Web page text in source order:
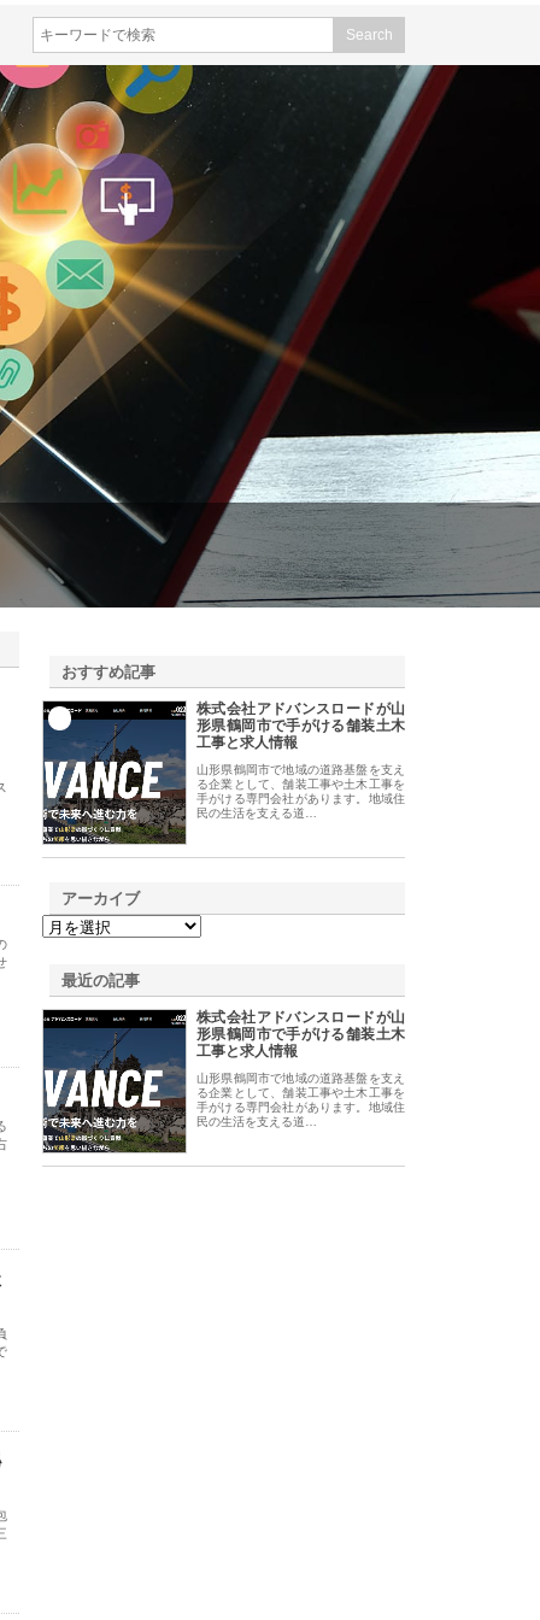
おすすめ記事
株式会社アドバンスロードが山
形県鶴岡市で手がける舗装土木
工事と求人情報
山形県鶴岡市で地域の道路基盤を支え
る企業として、舗装工事や土木工事を
手がける専門会社があります。地域住
民の生活を支える道…
アーカイブ
最近の記事
株式会社アドバンスロードが山
形県鶴岡市で手がける舗装土木
工事と求人情報
山形県鶴岡市で地域の道路基盤を支え
る企業として、舗装工事や土木工事を
手がける専門会社があります。地域住
民の生活を支える道…